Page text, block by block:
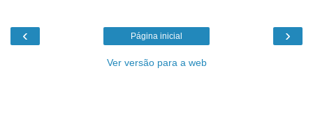
‹ ›
Página inicial
Ver versão para a web